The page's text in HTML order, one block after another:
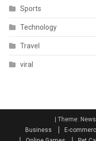
Sports
Technology
Travel
viral
Theme:
Business
E-